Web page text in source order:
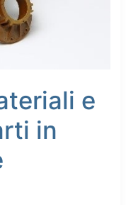
e
in